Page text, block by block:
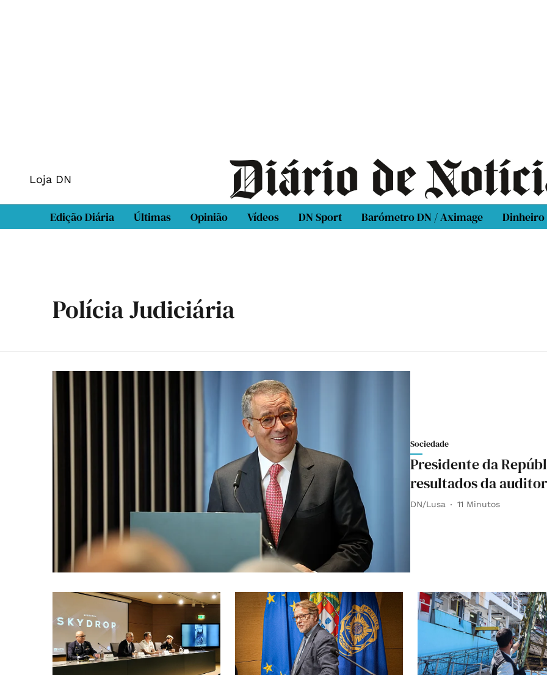
Loja DN
Edição Diária Últimas Opinião Vídeos DN Sport Barómetro DN / Aximage Dinheiro
Polícia Judiciária
Sociedade
Presidente da
resultados da
DN/Lusa 11 Minutos